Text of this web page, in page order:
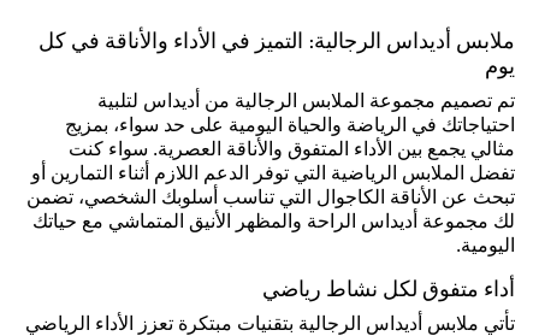
ملابس أديداس الرجالية: التميز في الأداء والأناقة في كل
يوم
تم تصميم مجموعة الملابس الرجالية من أديداس لتلبية
احتياجاتك في الرياضة والحياة اليومية على حد سواء، بمزيج
مثالي يجمع بين الأداء المتفوق والأناقة العصرية. سواء كنت
تفضل الملابس الرياضية التي توفر الدعم اللازم أثناء التمارين أو
تبحث عن الأناقة الكاجوال التي تناسب أسلوبك الشخصي، تضمن
لك مجموعة أديداس الراحة والمظهر الأنيق المتماشي مع حياتك
اليومية.
أداء متفوق لكل نشاط رياضي
تأتي ملابس أديداس الرجالية بتقنيات مبتكرة تعزز الأداء الرياضي